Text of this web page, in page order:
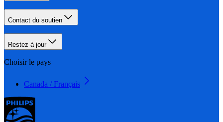
Contact du soutien
Restez à jour
Choisir le pays
Canada / Français